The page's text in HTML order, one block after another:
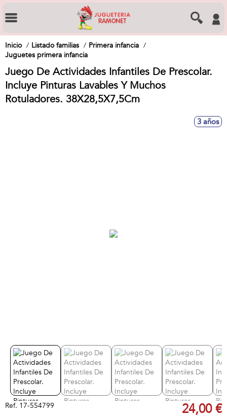
Inicio Listado familias
Primera infancia
Juguetes primera infancia
Juego De Actividades Infantiles De Prescolar.
Incluye Pinturas Lavables Y Muchos
Rotuladores. 38X28,5X7,5Cm
3 años
Ref. 17-554799 24,00 €